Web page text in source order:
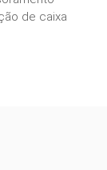
de caixa